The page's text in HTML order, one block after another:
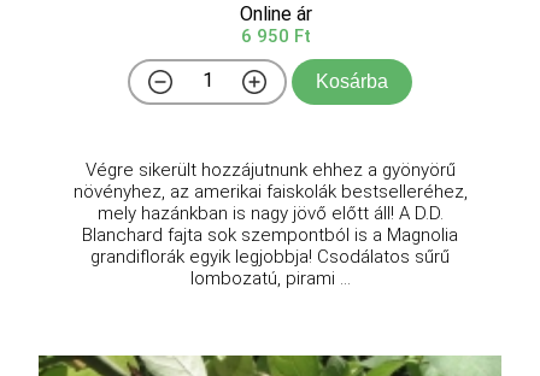
Online ár
6 950 Ft
Kosárba
Végre sikerült hozzájutnunk ehhez a gyönyörű
növényhez, az amerikai faiskolák bestselleréhez,
mely hazánkban is nagy jövő előtt áll! A D.D.
Blanchard fajta sok szempontból is a Magnolia
grandiflorák egyik legjobbja! Csodálatos sűrű
lombozatú, pirami ...